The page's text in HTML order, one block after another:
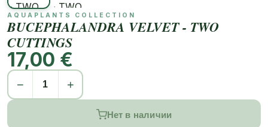
AQUAPLANTS COLLECTION
BUCEPHALANDRA VELVET - TWO
CUTTINGS
17,00 €
− +
Нет в наличии